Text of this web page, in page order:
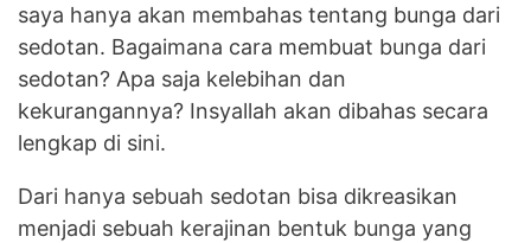
saya hanya akan membahas tentang bunga dari
sedotan. Bagaimana cara membuat bunga dari
sedotan? Apa saja kelebihan dan
kekurangannya? Insyallah akan dibahas secara
lengkap di sini.
Dari hanya sebuah sedotan bisa dikreasikan
menjadi sebuah kerajinan bentuk bunga yang